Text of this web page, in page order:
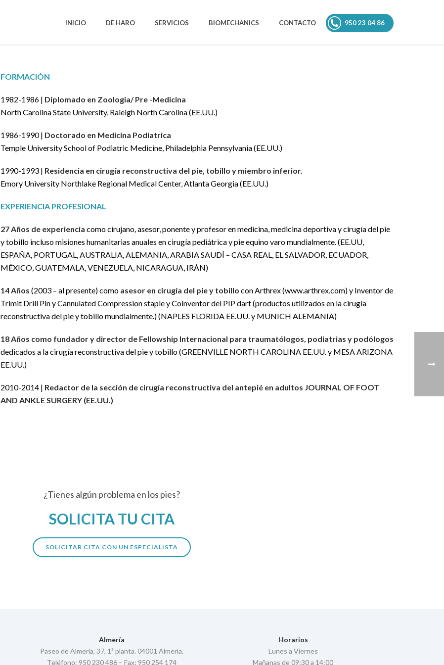
INICIO DE HARO SERVICIOS BIOMECHANICS CONTACTO 950 23 04 86
FORMACIÓN
1982-1986 | Diplomado en Zoologia/ Pre -Medicina
North Carolina State University, Raleigh North Carolina (EE.UU.)
1986-1990 | Doctorado en Medicina Podiatrica
Temple University School of Podiatric Medicine, Philadelphia Pennsylvania (EE.UU.)
1990-1993 | Residencia en cirugía reconstructiva del pie, tobillo y miembro inferior.
Emory University Northlake Regional Medical Center, Atlanta Georgia (EE.UU.)
EXPERIENCIA PROFESIONAL
27 Años de experiencia como cirujano, asesor, ponente y profesor en medicina, medicina deportiva y cirugía del pie
y tobillo incluso misiones humanitarias anuales en cirugía pediátrica y pie equino varo mundialmente. (EE.UU,
ESPAÑA, PORTUGAL, AUSTRALIA, ALEMANIA, ARABIA SAUDÍ – CASA REAL, EL SALVADOR, ECUADOR,
MÉXICO, GUATEMALA, VENEZUELA, NICARAGUA, IRÁN)
14 Años (2003 – al presente) como asesor en cirugía del pie y tobillo con Arthrex (www.arthrex.com) y Inventor de
Trimit Drill Pin y Cannulated Compression staple y Coinventor del PIP dart (productos utilizados en la cirugía
reconstructiva del pie y tobillo mundialmente.) (NAPLES FLORIDA EE.UU. y MUNICH ALEMANIA)
18 Años como fundador y director de Fellowship Internacional para traumatólogos, podiatrias y podólogos
dedicados a la cirugía reconstructiva del pie y tobillo (GREENVILLE NORTH CAROLINA EE.UU. y MESA ARIZONA
EE.UU.)
2010-2014 | Redactor de la sección de cirugía reconstructiva del antepié en adultos JOURNAL OF FOOT
AND ANKLE SURGERY (EE.UU.)
¿Tienes algún problema en los pies?
SOLICITA TU CITA
SOLICITAR CITA CON UN ESPECIALISTA
Almería
Paseo de Almería, 37, 1ª planta. 04001 Almería.
Teléfono: 950 230 486 – Fax: 950 254 174
Horarios
Lunes a Viernes
Mañanas de 09:30 a 14:00